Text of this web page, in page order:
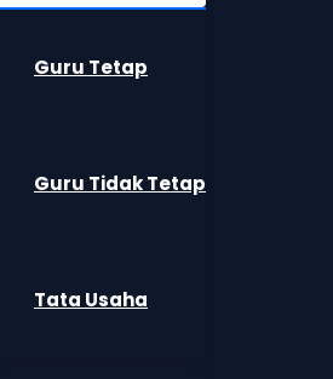
Guru Tetap
Guru Tidak Tetap
Tata Usaha